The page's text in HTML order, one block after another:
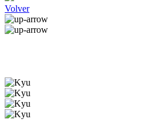
Volver